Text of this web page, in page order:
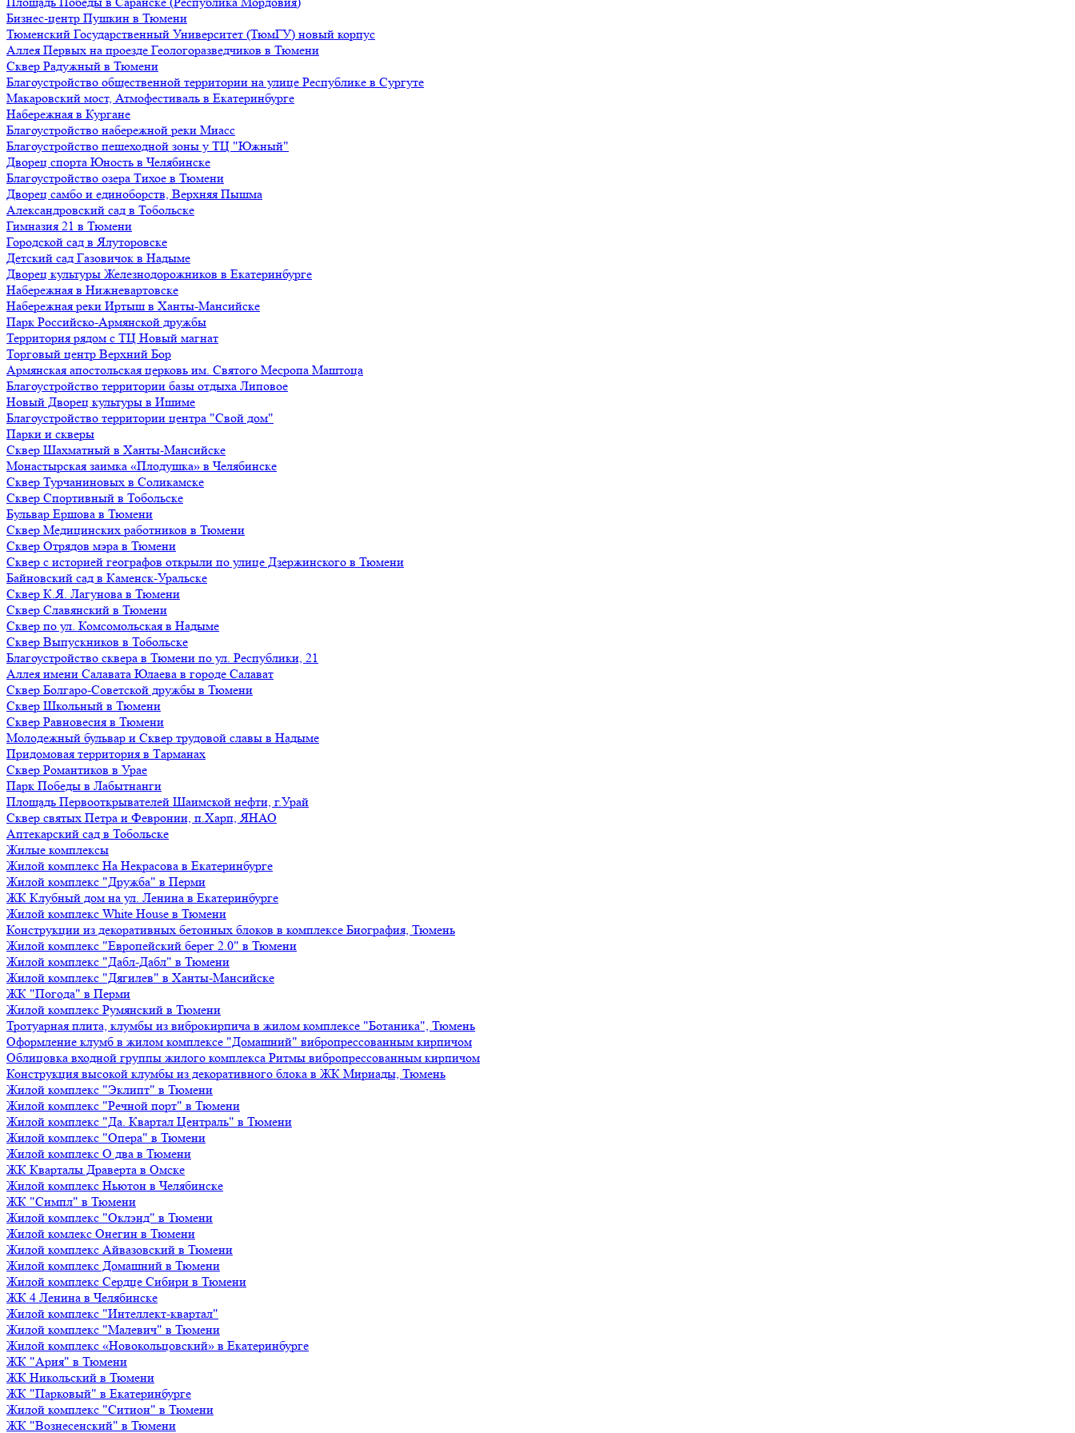
Бизнес-центр Пушкин в Тюмени
Тюменский Государственный Университет (ТюмГУ) новый корпус
Аллея Первых на проезде Геологоразведчиков в Тюмени
Сквер Радужный в Тюмени
Благоустройство общественной территории на улице Республике в Сургуте
Макаровский мост, Атмофестиваль в Екатеринбурге
Набережная в Кургане
Благоустройство набережной реки Миасс
Благоустройство пешеходной зоны у ТЦ "Южный"
Дворец спорта Юность в Челябинске
Благоустройство озера Тихое в Тюмени
Дворец самбо и единоборств, Верхняя Пышма
Александровский сад в Тобольске
Гимназия 21 в Тюмени
Городской сад в Ялуторовске
Детский сад Газовичок в Надыме
Дворец культуры Железнодорожников в Екатеринбурге
Набережная в Нижневартовске
Набережная реки Иртыш в Ханты-Мансийске
Парк Российско-Армянской дружбы
Территория рядом с ТЦ Новый магнат
Торговый центр Верхний Бор
Армянская апостольская церковь им. Святого Месропа Маштоца
Благоустройство территории базы отдыха Липовое
Нoвый Двoрeц культуры в Ишимe
Благоустройство территории центра "Свой дом"
Парки и скверы
Сквер Шахматный в Ханты-Мансийске
Монастырская заимка «Плодушка» в Челябинске
Сквер Турчаниновых в Соликамске
Сквер Спортивный в Тобольске
Бульвар Ершова в Тюмени
Сквер Медицинских работников в Тюмени
Сквер Отрядов мэра в Тюмени
Сквер с историей географов открыли по улице Дзержинского в Тюмени
Байновский сад в Каменск-Уральске
Сквер К.Я. Лагунова в Тюмени
Сквер Славянский в Тюмени
Сквер по ул. Комсомольская в Надыме
Сквер Выпускников в Тобольске
Благоустройство сквера в Тюмени по ул. Республики, 21
Аллея имени Салавата Юлаева в городе Салават
Сквер Болгаро-Советской дружбы в Тюмени
Сквер Школьный в Тюмени
Сквер Равновесия в Тюмени
Молодежный бульвар и Сквер трудовой славы в Надыме
Придомовая территория в Тарманах
Сквер Романтиков в Урае
Парк Победы в Лабытнанги
Площадь Первооткрывателей Шаимской нефти, г.Урай
Сквер святых Петра и Февронии, п.Харп, ЯНАО
Аптекарский сад в Тобольске
Жилые комплексы
Жилой комплекс На Некрасова в Екатеринбурге
Жилой комплекс "Дружба" в Перми
ЖК Клубный дом на ул. Ленина в Екатеринбурге
Жилой комплекс White House в Тюмени
Конструкции из декоративных бетонных блоков в комплексе Биография, Тюмень
Жилой комплекс "Европейский берег 2.0" в Тюмени
Жилой комплекс "Дабл-Дабл" в Тюмени
Жилой комплекс "Дягилев" в Ханты-Мансийске
ЖК "Погода" в Перми
Жилой комплекс Румянский в Тюмени
Тротуарная плита, клумбы из виброкирпича в жилом комплексе "Ботаника", Тюмень
Оформление клумб в жилом комплексе "Домашний" вибропрессованным кирпичом
Облицовка входной группы жилого комплекса Ритмы вибропрессованным кирпичом
Конструкция высокой клумбы из декоративного блока в ЖК Мириады, Тюмень
Жилой комплекс "Эклипт" в Тюмени
Жилой комплекс "Речной порт" в Тюмени
Жилой комплекс "Да. Квартал Централь" в Тюмени
Жилой комплекс "Опера" в Тюмени
Жилой комплекс О два в Тюмени
ЖК Кварталы Драверта в Омске
Жилой комплекс Ньютон в Челябинске
ЖК "Симпл" в Тюмени
Жилой комплекс "Оклэнд" в Тюмени
Жилой комлекс Онегин в Тюмени
Жилой комплекс Айвазовский в Тюмени
Жилой комплекс Домашний в Тюмени
Жилой комплекс Сердце Сибири в Тюмени
ЖК 4 Ленина в Челябинске
Жилой комплекс "Интеллект-квартал"
Жилой комплекс "Малевич" в Тюмени
Жилой комплекс «Новокольцовский» в Екатеринбурге
ЖК "Ария" в Тюмени
ЖК Никольский в Тюмени
ЖК "Парковый" в Екатеринбурге
Жилой комплекс "Ситион" в Тюмени
ЖК "Вознесенский" в Тюмени